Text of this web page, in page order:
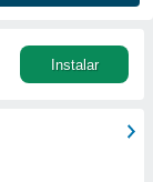
Instalar